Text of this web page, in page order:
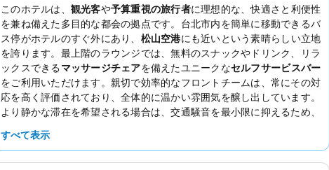
このホテルは、 観光客や予算重視の旅行者に理想的な、快適さと利便性
を兼ね備えた多目的な都会の拠点です。台北市内を簡単に移動できるバ
ス停がホテルのすぐ外にあり、 松山空港にも近いという素晴らしい立地
を誇ります。最上階のラウンジでは、無料のスナックやドリンク、リラ
ックスできるマッサージチェアを備えたユニークなセルフサービスバー
をご利用いただけます。親切で効率的なフロントチームは、常にその対
応を高く評価されており、全体的に温かい雰囲気を醸し出しています。
より静かな滞在を希望される場合は、交通騒音を最小限に抑えるため、
す。
すべて表示